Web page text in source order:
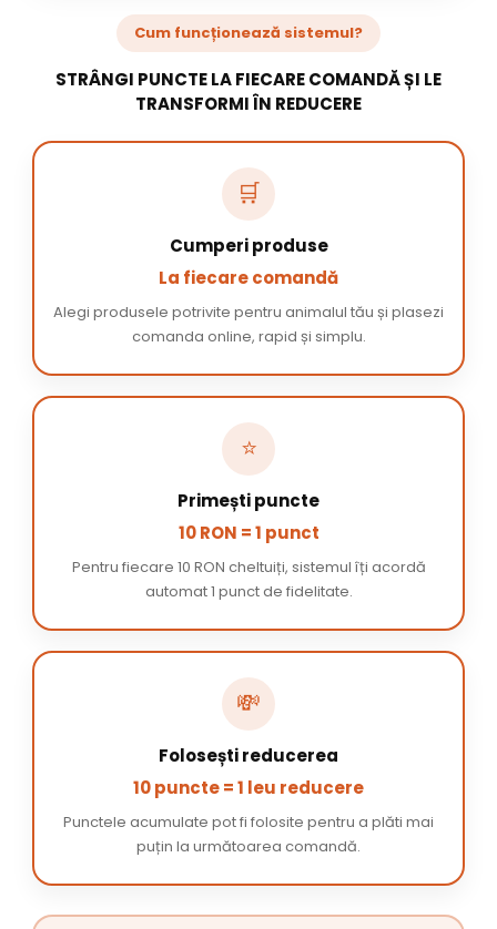
Cum funcționează sistemul?
STRÂNGI PUNCTE LA FIECARE COMANDĂ ȘI LE
TRANSFORMI ÎN REDUCERE
🛒
Cumperi produse
La fiecare comandă
Alegi produsele potrivite pentru animalul tău și plasezi
comanda online, rapid și simplu.
⭐
Primești puncte
10 RON = 1 punct
Pentru fiecare 10 RON cheltuiți, sistemul îți acordă
automat 1 punct de fidelitate.
💸
Folosești reducerea
10 puncte = 1 leu reducere
Punctele acumulate pot fi folosite pentru a plăti mai
puțin la următoarea comandă.